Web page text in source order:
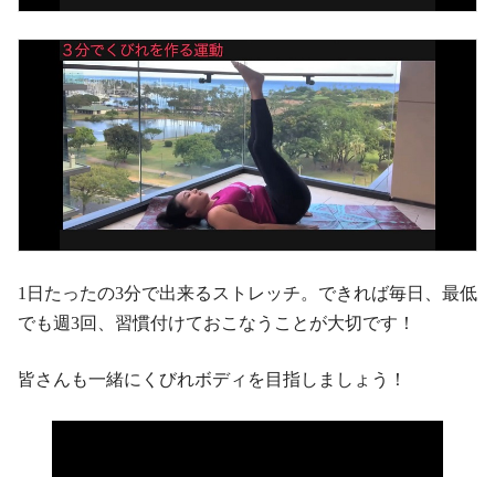
1日たったの3分で出来るストレッチ。できれば毎日、最低
でも週3回、習慣付けておこなうことが大切です！
皆さんも一緒にくびれボディを目指しましょう！